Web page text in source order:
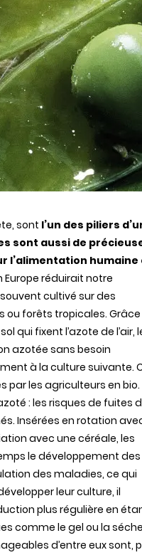
sont l’un des piliers
sont aussi de
l’alimentation humaine
Europe réduirait notre
cultivé sur des
ou forêts tropicales.
qui fixent l’azote de l’air,
azotée sans besoin
à la culture suivante.
par les agriculteurs en bio.
: les risques de fuites
Insérées en rotation
avec une céréale, les
le développement des
des maladies, ce qui
leur culture, il
plus régulière en
comme le gel ou la
d’entre eux sont,